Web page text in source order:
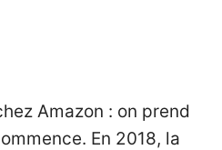
Amazon : on prend
En 2018, la